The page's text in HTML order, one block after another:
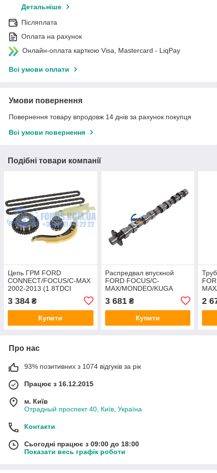
Детальніше
Післяплата
Оплата на рахунок
Онлайн-оплата карткою Visa, Mastercard - LiqPay
Всі умови оплати
Умови повернення
Повернення товару впродовж 14 днів за рахунок покупця
Всі умови повернення
Подібні товари компанії
Цепь ГРМ FORD
CONNECT/FOCUS/C-MAX
2002-2013 (1.8TDCI
(1198056/2M5Q6P250AB/HMP2M5Q6P250AB)
HMPX
3 384 ₴
Купити
Распредвал впускной
FORD FOCUS/C-
MAX/MONDEO/KUGA
HMPX
3 681₴
Купити
2
Про нас
93% позитивних з 1074 відгуків за рік
Працює з 16.12.2015
м. Київ
Отрадный проспект 40, Київ, Україна
Контакти
Сьогодні працює з 09:00 до 18:00
Показати весь графік роботи